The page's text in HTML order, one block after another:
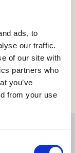
ads, to
our traffic.
of our site with
partners who
you’ve
from your use